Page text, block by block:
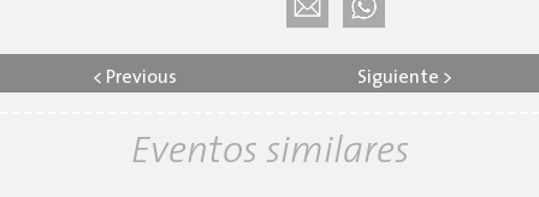
< Previous Siguiente >
Eventos similares